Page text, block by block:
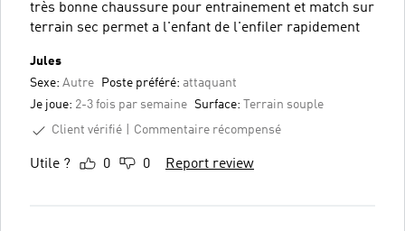
très bonne chaussure pour entrainement et match sur
terrain sec permet a l'enfant de l'enfiler rapidement
Jules
Sexe: Autre Poste préféré: attaquant
Je joue: 2-3 fois par semaine Surface:
Terrain souple
Client vérifié
Commentaire récompensé
Utile ? 0 0 Report review